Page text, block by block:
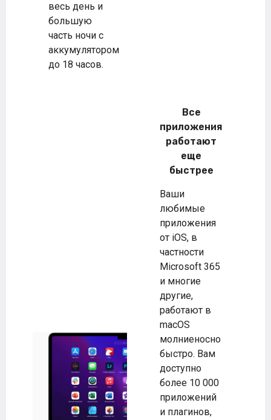
весь день и
большую
часть ночи с
аккумулятором
до 18 часов.
Все
приложения
работают
еще
быстрее
Ваши
любимые
приложения
от iOS, в
частности
Microsoft 365
и многие
другие,
работают в
macOS
молниеносно
быстро. Вам
доступно
более 10 000
приложений
и плагинов,